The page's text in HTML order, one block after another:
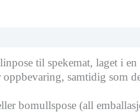
til spekemat, laget i
samtidig som
bomullspose (all